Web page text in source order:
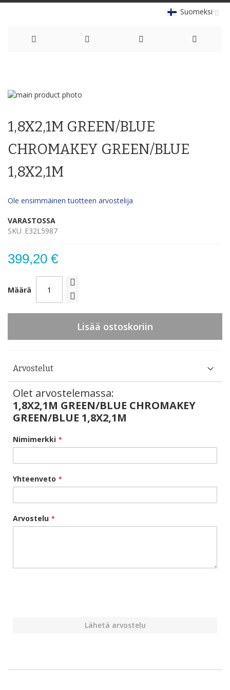
Suomeksi
Content
Skip
end
the
images
gallery
the
beginning
of
the
images
gallery
1,8X2,1M GREEN/BLUE
CHROMAKEY GREEN/BLUE
1,8X2,1M
Ole ensimmäinen tuotteen arvostelija
VARASTOSSA
SKU E32L5987
399,20 €
Määrä
Lisää ostoskoriin
Arvostelut
Olet arvostelemassa:
1,8X2,1M GREEN/BLUE CHROMAKEY
GREEN/BLUE 1,8X2,1M
Nimimerkki
Yhteenveto
Arvostelu
Lähetä arvostelu